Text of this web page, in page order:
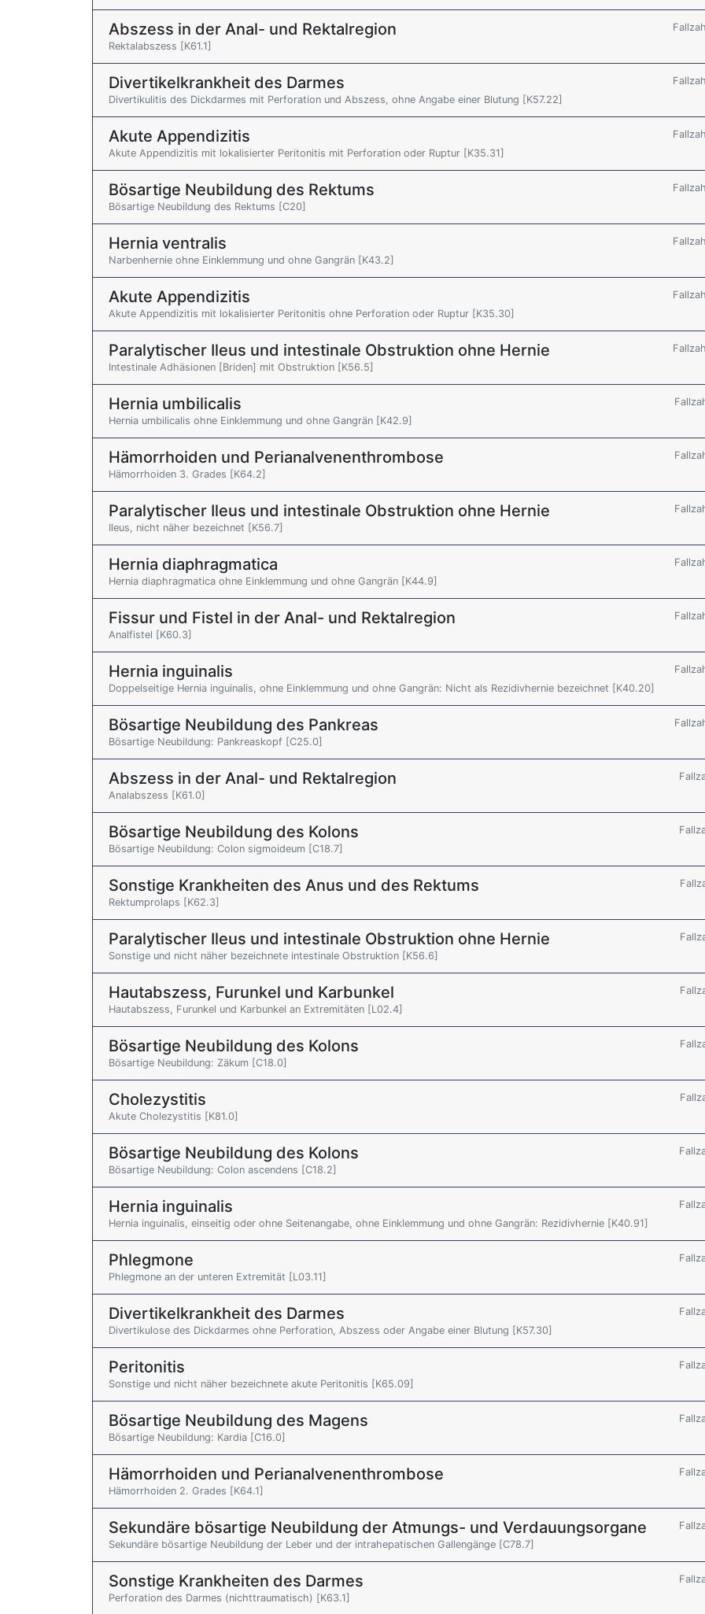
Abszess in der Anal- und Rektalregion
Rektalabszess [K61.1]
Divertikelkrankheit des Darmes
Divertikulitis des Dickdarmes mit Perforation und Abszess, ohne Angabe einer Blutung [K57.22]
Akute Appendizitis
Akute Appendizitis mit lokalisierter Peritonitis mit Perforation oder Ruptur [K35.31]
Bösartige Neubildung des Rektums
Bösartige Neubildung des Rektums [C20]
Hernia ventralis
Narbenhernie ohne Einklemmung und ohne Gangrän [K43.2]
Akute Appendizitis
Akute Appendizitis mit lokalisierter Peritonitis ohne Perforation oder Ruptur [K35.30]
Paralytischer Ileus und intestinale Obstruktion ohne Hernie
Intestinale Adhäsionen [Briden] mit Obstruktion [K56.5]
Hernia umbilicalis
Hernia umbilicalis ohne Einklemmung und ohne Gangrän [K42.9]
Hämorrhoiden und Perianalvenenthrombose
Hämorrhoiden 3. Grades [K64.2]
Paralytischer Ileus und intestinale Obstruktion ohne Hernie
Ileus, nicht näher bezeichnet [K56.7]
Hernia diaphragmatica
Hernia diaphragmatica ohne Einklemmung und ohne Gangrän [K44.9]
Fissur und Fistel in der Anal- und Rektalregion
Analfistel [K60.3]
Hernia inguinalis
Doppelseitige Hernia inguinalis, ohne Einklemmung und ohne Gangrän: Nicht als Rezidivhernie bezeichnet [K40.20]
Bösartige Neubildung des Pankreas
Bösartige Neubildung: Pankreaskopf [C25.0]
Abszess in der Anal- und Rektalregion
Analabszess [K61.0]
Bösartige Neubildung des Kolons
Bösartige Neubildung: Colon sigmoideum [C18.7]
Sonstige Krankheiten des Anus und des Rektums
Rektumprolaps [K62.3]
Paralytischer Ileus und intestinale Obstruktion ohne Hernie
Sonstige und nicht näher bezeichnete intestinale Obstruktion [K56.6]
Hautabszess, Furunkel und Karbunkel
Hautabszess, Furunkel und Karbunkel an Extremitäten [L02.4]
Bösartige Neubildung des Kolons
Bösartige Neubildung: Zäkum [C18.0]
Cholezystitis
Akute Cholezystitis [K81.0]
Bösartige Neubildung des Kolons
Bösartige Neubildung: Colon ascendens [C18.2]
Hernia inguinalis
Hernia inguinalis, einseitig oder ohne Seitenangabe, ohne Einklemmung und ohne Gangrän: Rezidivhernie [K40.91]
Phlegmone
Phlegmone an der unteren Extremität [L03.11]
Divertikelkrankheit des Darmes
Divertikulose des Dickdarmes ohne Perforation, Abszess oder Angabe einer Blutung [K57.30]
Peritonitis
Sonstige und nicht näher bezeichnete akute Peritonitis [K65.09]
Bösartige Neubildung des Magens
Bösartige Neubildung: Kardia [C16.0]
Hämorrhoiden und Perianalvenenthrombose
Hämorrhoiden 2. Grades [K64.1]
Sekundäre bösartige Neubildung der Atmungs- und Verdauungsorgane
Sekundäre bösartige Neubildung der Leber und der intrahepatischen Gallengänge [C78.7]
Sonstige Krankheiten des Darmes
Perforation des Darmes (nichttraumatisch) [K63.1]